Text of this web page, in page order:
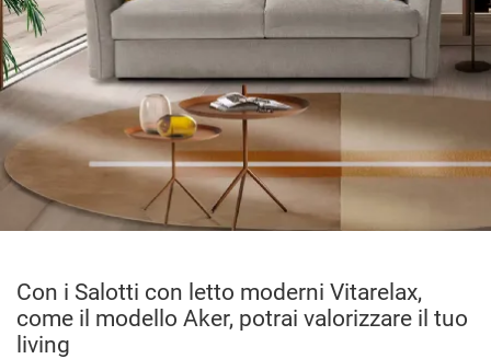
Con i Salotti con letto moderni Vitarelax,
come il modello Aker, potrai valorizzare il tuo
living